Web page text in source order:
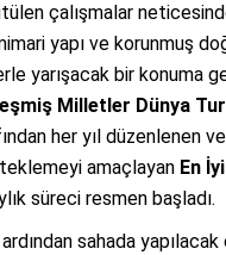
çalışmalar
yapı ve korunmuş
yarışacak bir konuma
Milletler Dünya
her yıl düzenlenen ve
amaçlayan En
süreci resmen başladı.
ardından sahada yapılacak